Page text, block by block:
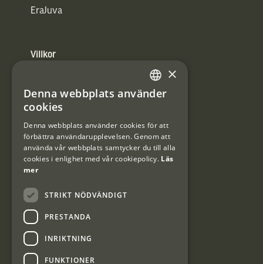
EraJuva
Villkor
Användarvillkor
#Interjaktfamily
Kundklubb
Information om kundklubben.
SWEDISH
×
Denna webbplats använder
cookies
Denna webbplats använder cookies för att
förbättra användarupplevelsen. Genom att
använda vår webbplats samtycker du till alla
cookies i enlighet med vår cookiepolicy. Läs
mer
STRIKT NÖDVÄNDIGT
PRESTANDA
INRIKTNING
FUNKTIONER